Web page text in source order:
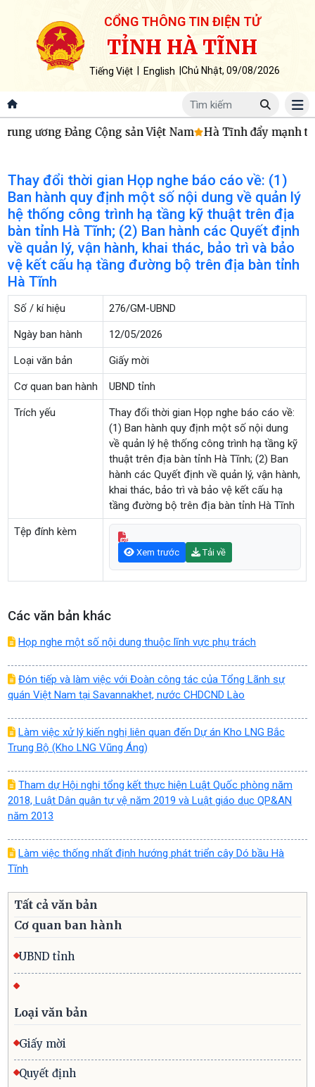
CỔNG THÔNG TIN ĐIỆN TỬ
TỈNH HÀ TĨNH
Tiếng Việt English Chủ Nhật, 09/08/2026
ương Đảng Cộng sản Việt Nam Hà Tĩnh đẩy mạnh
Thay đổi thời gian Họp nghe báo cáo về: (1)
Ban hành quy định một số nội dung về quản lý
hệ thống công trình hạ tầng kỹ thuật trên địa
bàn tỉnh Hà Tĩnh; (2) Ban hành các Quyết định
về quản lý, vận hành, khai thác, bảo trì và bảo
vệ kết cấu hạ tầng đường bộ trên địa bàn tỉnh
Hà Tĩnh
Số / kí hiệu 276/GM-UBND
Ngày ban hành 12/05/2026
Loại văn bản Giấy mời
Cơ quan ban hành UBND tỉnh
Trích yếu
Thay đổi thời gian Họp nghe báo cáo về:
(1) Ban hành quy định một số nội dung
về quản lý hệ thống công trình hạ tầng kỹ
thuật trên địa bàn tỉnh Hà Tĩnh; (2) Ban
hành các Quyết định về quản lý, vận hành,
khai thác, bảo trì và bảo vệ kết cấu hạ
tầng đường bộ trên địa bàn tỉnh Hà Tĩnh
Tệp đính kèm
Xem trước Tải về
Các văn bản khác
Họp nghe một số nội dung thuộc lĩnh vực phụ trách
Đón tiếp và làm việc với Đoàn công tác của Tổng Lãnh sự
quán Việt Nam tại Savannakhet, nước CHDCND Lào
Làm việc xử lý kiến nghị liên quan đến Dự án Kho LNG Bắc
Trung Bộ (Kho LNG Vũng Áng)
Tham dự Hội nghị tổng kết thực hiện Luật Quốc phòng năm
2018, Luật Dân quân tự vệ năm 2019 và Luật giáo dục QP&AN
năm 2013
Làm việc thống nhất định hướng phát triển cây Dó bầu Hà
Tĩnh
Tất cả văn bản
Cơ quan ban hành
UBND tỉnh
Loại văn bản
Giấy mời
Quyết định